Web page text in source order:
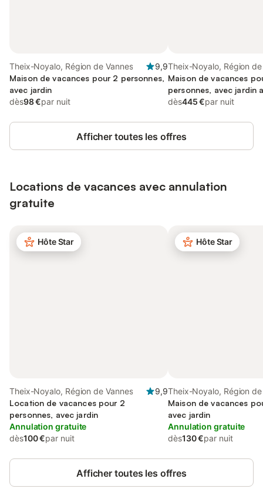
Theix-Noyalo, Région de Vannes
9,9
Maison de vacances pour 2 personnes,
avec jardin
dès98 €par nuit
Theix-Noyalo, Région de
Maison de vacances
personnes, avec jardin
terrasse
dès445 €par nuit
Afficher toutes les offres
Locations de vacances avec annulation
gratuite
Hôte Star
Theix-Noyalo, Région de Vannes
9,9
Location de vacances pour 2
personnes, avec jardin
Annulation gratuite
dès100 €par nuit
Hôte Star
Theix-Noyalo, Région de
Maison de vacances
avec jardin
Annulation gratuite
dès130 €par nuit
Afficher toutes les offres